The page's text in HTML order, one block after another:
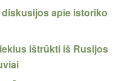
apie istoriko
ištrūkti iš Rusijos